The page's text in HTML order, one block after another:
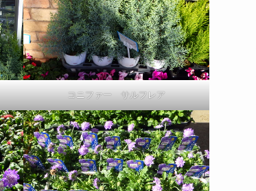
コニファー サルフレア